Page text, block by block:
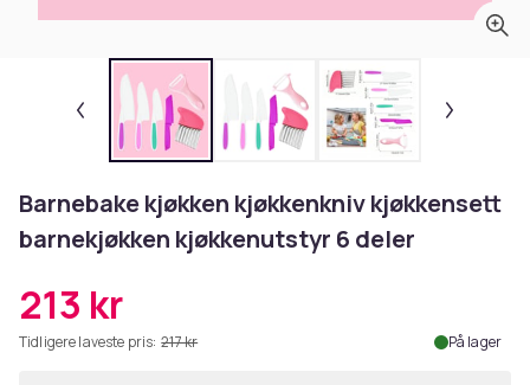
Barnebake kjøkken kjøkkenkniv kjøkkensett
barnekjøkken kjøkkenutstyr 6 deler
213 kr
Tidligere laveste pris: 217 kr På lager